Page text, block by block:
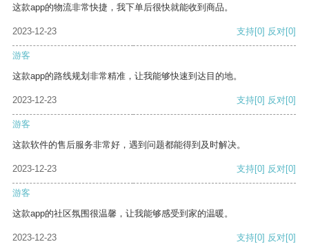
这款app的物流非常快捷，我下单后很快就能收到商品。
2023-12-23 支持[0] 反对[0]
游客
这款app的路线规划非常精准，让我能够快速到达目的地。
2023-12-23 支持[0] 反对[0]
游客
这款软件的售后服务非常好，遇到问题都能得到及时解决。
2023-12-23 支持[0] 反对[0]
游客
这款app的社区氛围很温馨，让我能够感受到家的温暖。
2023-12-23 支持[0] 反对[0]